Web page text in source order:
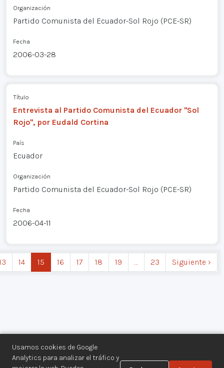
Usamos cookies de Google
Analytics para analizar el tráfico y
Organización
Partido Comunista del Ecuador-Sol Rojo (PCE-SR)
Fecha
2006-03-28
Título
Entrevista al Partido Comunista del Ecuador "Sol
Rojo", por Eudald Cortina
País
Ecuador
Organización
Partido Comunista del Ecuador-Sol Rojo (PCE-SR)
Fecha
2006-04-11
14 15 16 17 18 19 … 23 Siguiente ›